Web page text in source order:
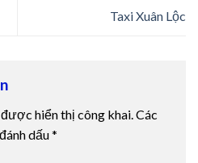
Taxi Xuân Lộc
hiển thị công khai.Các
dấu*